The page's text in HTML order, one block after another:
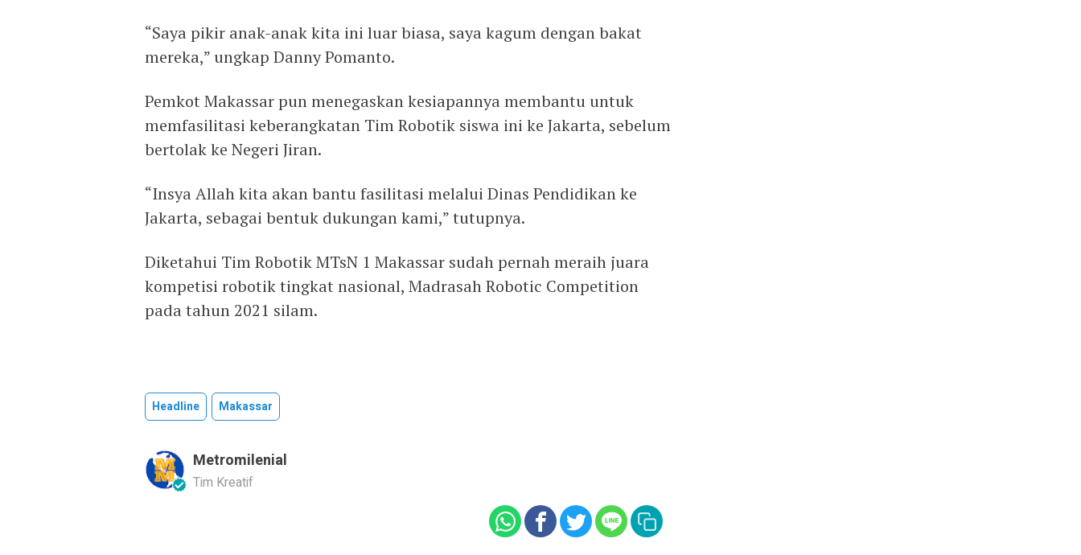
“Saya pikir anak-anak kita ini luar biasa, saya kagum dengan bakat
mereka,” ungkap Danny Pomanto.
Pemkot Makassar pun menegaskan kesiapannya membantu untuk
memfasilitasi keberangkatan Tim Robotik siswa ini ke Jakarta, sebelum
bertolak ke Negeri Jiran.
“Insya Allah kita akan bantu fasilitasi melalui Dinas Pendidikan ke
Jakarta, sebagai bentuk dukungan kami,” tutupnya.
Diketahui Tim Robotik MTsN 1 Makassar sudah pernah meraih juara
kompetisi robotik tingkat nasional, Madrasah Robotic Competition
pada tahun 2021 silam.
Headline Makassar
Metromilenial
Tim Kreatif